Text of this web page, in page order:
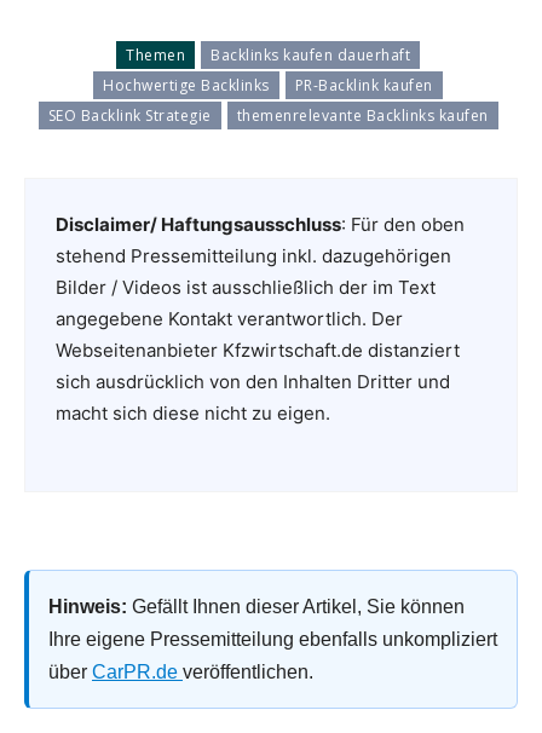
Themen
Backlinks kaufen dauerhaft
Hochwertige Backlinks
PR-Backlink kaufen
SEO Backlink Strategie
themenrelevante Backlinks kaufen
Disclaimer/ Haftungsausschluss: Für den oben
stehend Pressemitteilung inkl. dazugehörigen
Bilder / Videos ist ausschließlich der im Text
angegebene Kontakt verantwortlich. Der
Webseitenanbieter Kfzwirtschaft.de distanziert
sich ausdrücklich von den Inhalten Dritter und
macht sich diese nicht zu eigen.
Hinweis: Gefällt Ihnen dieser Artikel, Sie können
Ihre eigene Pressemitteilung ebenfalls unkompliziert
über CarPR.de veröffentlichen.